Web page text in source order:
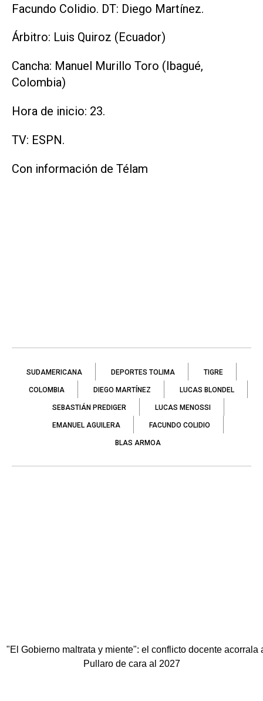
Facundo Colidio. DT: Diego Martínez.
Árbitro: Luis Quiroz (Ecuador)
Cancha: Manuel Murillo Toro (Ibagué,
Colombia)
Hora de inicio: 23.
TV: ESPN.
Con información de Télam
SUDAMERICANA DEPORTES TOLIMA TIGRE
COLOMBIA DIEGO MARTÍNEZ LUCAS BLONDEL
SEBASTIÁN PREDIGER LUCAS MENOSSI
EMANUEL AGUILERA FACUNDO COLIDIO
BLAS ARMOA